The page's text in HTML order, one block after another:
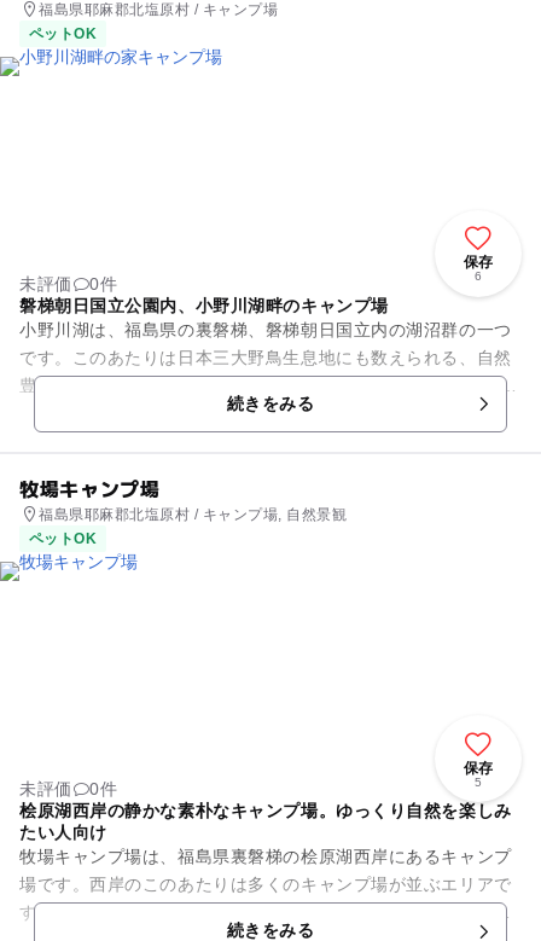
福島県耶麻郡北塩原村 / キャンプ場
ペットOK
保存
6
未評価
0件
磐梯朝日国立公園内、小野川湖畔のキャンプ場
小野川湖は、福島県の裏磐梯、磐梯朝日国立内の湖沼群の一つ
です。このあたりは日本三大野鳥生息地にも数えられる、自然
豊かな場所です。 小野川湖畔の家キャンプ場は、その小野川湖
の北岸に位置します。サ...続きをみる
牧場キャンプ場
福島県耶麻郡北塩原村 / キャンプ場, 自然景観
ペットOK
保存
5
未評価
0件
桧原湖西岸の静かな素朴なキャンプ場。ゆっくり自然を楽しみ
たい人向け
牧場キャンプ場は、福島県裏磐梯の桧原湖西岸にあるキャンプ
場です。西岸のこのあたりは多くのキャンプ場が並ぶエリアで
す。その中で牧場キャンプ場は、オートキャンプ場ではなく設
続きをみる